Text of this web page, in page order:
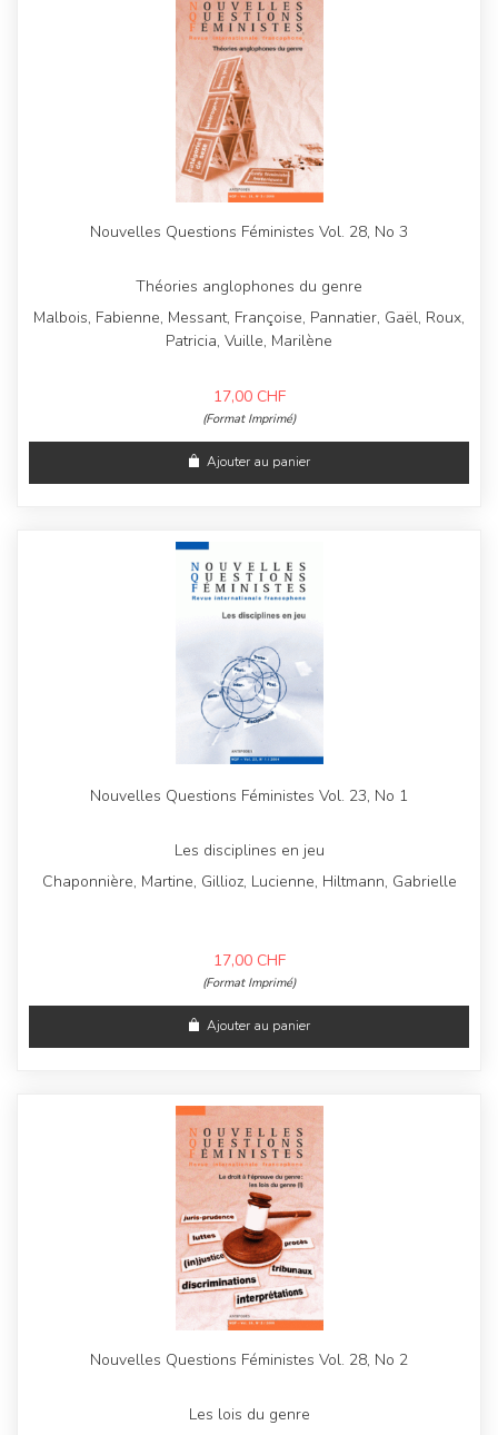
Nouvelles Questions Féministes Vol. 28, No 3
Théories anglophones du genre
Malbois, Fabienne, Messant, Françoise, Pannatier, Gaël, Roux,
Patricia, Vuille, Marilène
17,00 CHF
(Format Imprimé)
Ajouter au panier
Nouvelles Questions Féministes Vol. 23, No 1
Les disciplines en jeu
Chaponnière, Martine, Gillioz, Lucienne, Hiltmann, Gabrielle
17,00 CHF
(Format Imprimé)
Ajouter au panier
Nouvelles Questions Féministes Vol. 28, No 2
Les lois du genre